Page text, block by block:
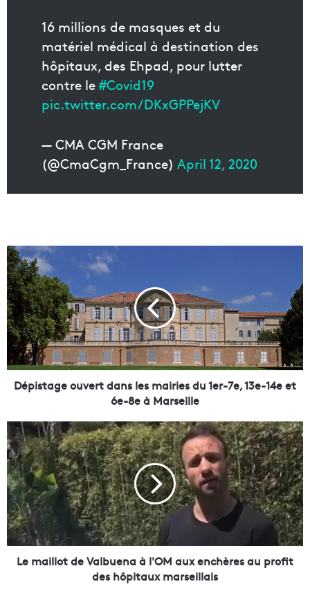
16 millions de masques et du
matériel médical à destination des
hôpitaux, des Ehpad, pour lutter
contre le#Covid19
pic.twitter.com/DKxGPPejKV
— CMA CGM France
(@CmaCgm_France) April 12, 2020
D
é
p
i
s
t
a
g
e
e
r
t
d
a
n
s
l
e
Dépistage ouvert dans les mairies du 1er-7e, 13e-14e et
6e-8e à Marseille
L
e
m
a
i
l
o
t
Le maillot de Valbuena à l'OM aux enchères au profit
des hôpitaux marseillais